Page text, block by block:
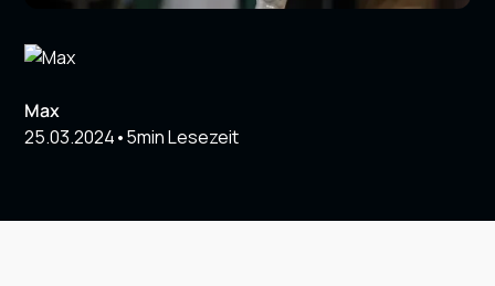
Max
25.03.2024•5min Lesezeit